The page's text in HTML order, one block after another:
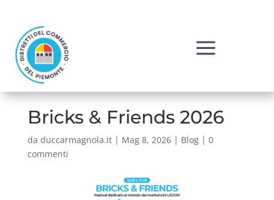
a
Bricks & Friends 2026
da duccarmagnola.it| Mag 8, 2026| Blog| 0
commenti